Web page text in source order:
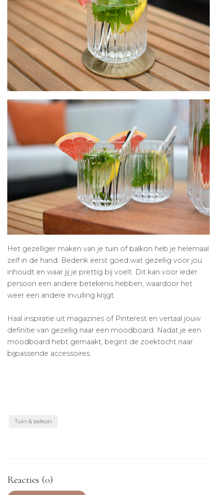
Het gezelliger maken van je tuin of balkon heb je helemaal
zelf in de hand. Bedenk eerst goed wat gezellig voor jou
inhoudt en waar jij je prettig bij voelt. Dit kan voor ieder
persoon een andere betekenis hebben, waardoor het
weer een andere invulling krijgt.
Haal inspiratie uit magazines of Pinterest en vertaal jouw
definitie van gezellig naar een moodboard. Nadat je een
moodboard hebt gemaakt, begint de zoektocht naar
bijpassende accessoires.
Tuin & balkon
Reacties (0)